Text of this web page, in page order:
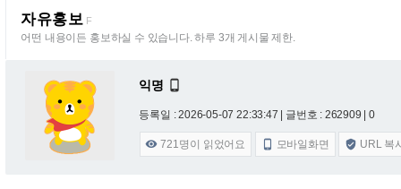
자유홍보 F
어떤 내용이든 홍보하실 수 있습니다. 하루 3개 게시물 제한.
익명 
등록일 : 2026-05-07 22:33:47 | 글번호 : 262909 | 0
 721명이 읽었어요  모바일화면  URL 복